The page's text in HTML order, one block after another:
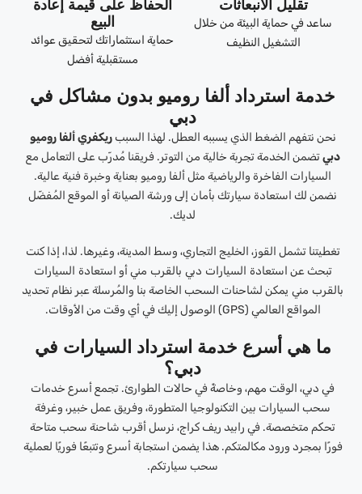
تقليل الانبعاثات
ساعد في حماية البيئة من خلال
التشغيل النظيف
الحفاظ على قيمة إعادة
البيع
حماية استثماراتك لتحقيق عوائد
مستقبلية أفضل
خدمة استرداد ألفا روميو بدون مشاكل في
دبي
نحن نتفهم الضغط الذي يسببه العطل. لهذا السببريكفري ألفا روميو
دبيتضمن الخدمة تجربة خالية من التوتر. فريقنا مُدرّب على التعامل مع
السيارات الفاخرة والرياضية مثل ألفا روميو بعناية وخبرة فنية عالية.
نضمن لك استعادة سيارتك بأمان إلى ورشة الصيانة أو الموقع المُفضّل
لديك.
تغطيتنا تشمل القوز، الخليج التجاري، وسط المدينة، وغيرها. لذا، إذا كنت
تبحث عن استعادة السيارات دبي بالقرب منيأو استعادة السيارات
بالقرب مني يمكن لشاحنات السحب الخاصة بنا والمُرسلة عبر نظام تحديد
المواقع العالمي (GPS) الوصول إليك في أي وقت من الأوقات.
ما هي أسرع خدمة استرداد السيارات في
دبي؟
في دبي، الوقت مهم، وخاصةً في حالات الطوارئ. تجمع أسرع خدمات
سحب السيارات بين التكنولوجيا المتطورة، وفريق عمل خبير، وغرفة
تحكم متخصصة. في رابيد ريف كراج، نرسل أقرب شاحنة سحب متاحة
فورًا بمجرد ورود مكالمتكم. هذا يضمن استجابة أسرع وتتبعًا فوريًا لعملية
سحب سيارتكم.